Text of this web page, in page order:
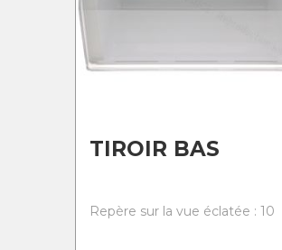
TIROIR BAS
Repère sur la vue éclatée : 10